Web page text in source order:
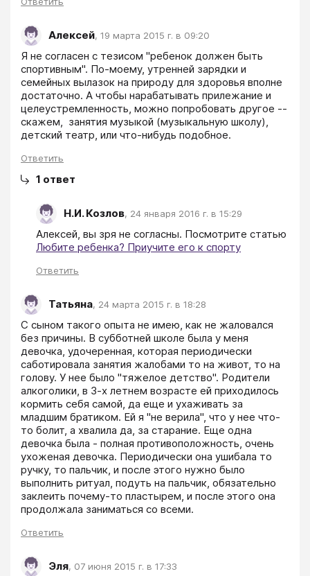
Алексей, 19 марта 2015 г. в 09:20
Я не согласен с тезисом "ребенок должен быть
спортивным". По-моему, утренней зарядки и
семейных вылазок на природу для здоровья вполне
достаточно. А чтобы нарабатывать прилежание и
целеустремленность, можно попробовать другое --
скажем,  занятия музыкой (музыкальную школу),
детский театр, или что-нибудь подобное.
Ответить
1 ответ
Н.И. Козлов, 24 января 2016 г. в 15:29
Любите ребенка? Приучите его к спорту
Ответить
Татьяна, 24 марта 2015 г. в 18:28
С сыном такого опыта не имею, как не жаловался
без причины. В субботней школе была у меня
девочка, удочеренная, которая периодически
саботировала занятия жалобами то на живот, то на
голову. У нее было "тяжелое детство". Родители
алкоголики, в 3-х летнем возрасте ей приходилось
кормить себя самой, да еще и ухаживать за
младшим братиком. Ей я "не верила", что у нее что-
то болит, а хвалила да, за старание. Еще одна
девочка была - полная противоположность, очень
ухоженая девочка. Периодически она ушибала то
ручку, то пальчик, и после этого нужно было
выполнить ритуал, подуть на пальчик, обязательно
заклеить почему-то пластырем, и после этого она
продолжала заниматься со всеми.
Ответить
Эля, 07 июня 2015 г. в 17:33